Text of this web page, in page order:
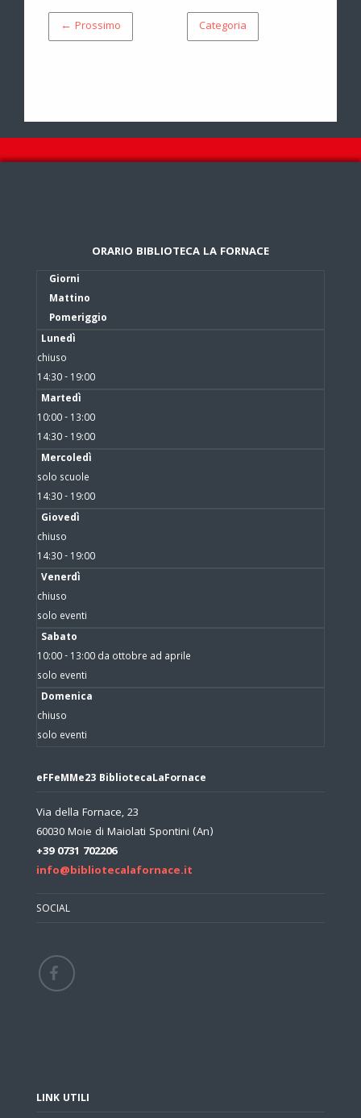
← Prossimo Categoria
ORARIO BIBLIOTECA LA FORNACE
Giorni
Mattino
Pomeriggio
Lunedì
chiuso
14:30 - 19:00
Martedì
10:00 - 13:00
14:30 - 19:00
Mercoledì
solo scuole
14:30 - 19:00
Giovedì
chiuso
14:30 - 19:00
Venerdì
chiuso
solo eventi
Sabato
10:00 - 13:00 da ottobre ad aprile
solo eventi
Domenica
chiuso
solo eventi
eFFeMMe23 BibliotecaLaFornace
Via della Fornace, 23
60030 Moie di Maiolati Spontini (An)
+39 0731 702206
info@bibliotecalafornace.it
SOCIAL
LINK UTILI